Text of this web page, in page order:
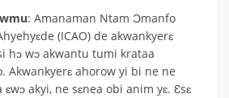
: Amanaman Ntam Ɔmanfo
(ICAO) de akwankyerɛ
hɔ wɔ akwantu tumi krataa
Akwankyerɛ ahorow yi bi ne ne
ɛwɔ akyi, ne sɛnea obi anim yɛ. Ɛsɛ